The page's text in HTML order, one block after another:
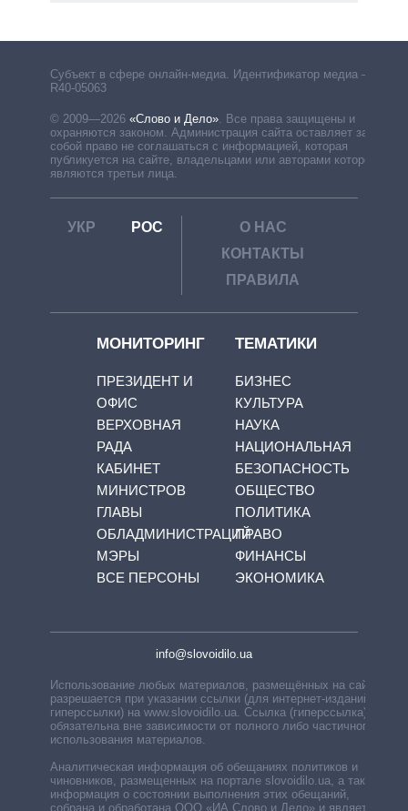
Субъект в сфере онлайн-медиа. Идентификатор медиа –
R40-05063
© 2009—2026 «Слово и Дело»
Все права защищены и
охраняются законом. Администрация сайта оставляет за
собой право не соглашаться с информацией, которая
публикуется на сайте, владельцами или авторами которой
являются третьи лица.
УКР РОС
О НАС
КОНТАКТЫ
ПРАВИЛА
МОНИТОРИНГ
ПРЕЗИДЕНТ И
ОФИС
ВЕРХОВНАЯ
РАДА
КАБИНЕТ
МИНИСТРОВ
ГЛАВЫ
ОБЛАДМИНИСТРАЦИЙ
МЭРЫ
ВСЕ ПЕРСОНЫ
ТЕМАТИКИ
БИЗНЕС
КУЛЬТУРА
НАУКА
НАЦИОНАЛЬНАЯ
БЕЗОПАСНОСТЬ
ОБЩЕСТВО
ПОЛИТИКА
ПРАВО
ФИНАНСЫ
ЭКОНОМИКА
info@slovoidilo.ua
Использование любых материалов, размещённых на сайте,
разрешается при указании ссылки (для интернет-изданий —
гиперссылки) на www.slovoidilo.ua. Ссылка (гиперссылка)
обязательна вне зависимости от полного либо частичного
использования материалов.
Аналитическая информация об обещаниях политиков и
чиновников, размещенных на портале slovoidilo.ua, а также
информация о состоянии выполнения этих обещаний,
собрана и обработана ООО «ИА Слово и Дело» и является